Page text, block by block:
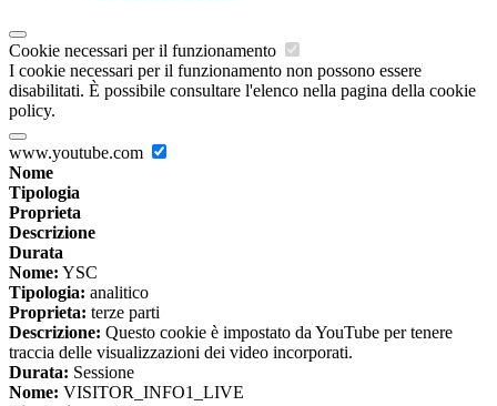
Cookie necessari per il funzionamento
I cookie necessari per il funzionamento non possono essere
disabilitati. È possibile consultare l'elenco nella pagina della cookie
policy.
www.youtube.com
Nome
Tipologia
Proprieta
Descrizione
Durata
Nome: YSC
Tipologia: analitico
Proprieta: terze parti
Descrizione: Questo cookie è impostato da YouTube per tenere
traccia delle visualizzazioni dei video incorporati.
Durata: Sessione
Nome: VISITOR_INFO1_LIVE